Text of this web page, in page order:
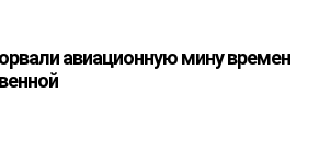
авиационную мину времен